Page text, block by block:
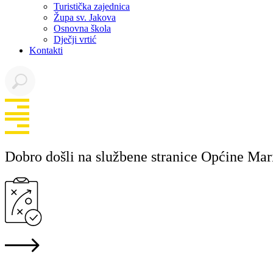
Turistička zajednica
Župa sv. Jakova
Osnovna škola
Dječji vrtić
Kontakti
Dobro došli na službene stranice Općine